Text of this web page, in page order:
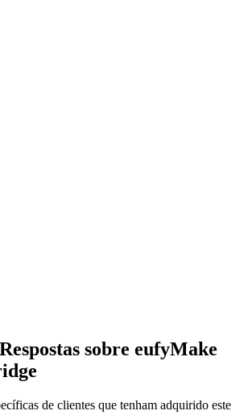
sobre eufyMake
de clientes que tenham adquirido este